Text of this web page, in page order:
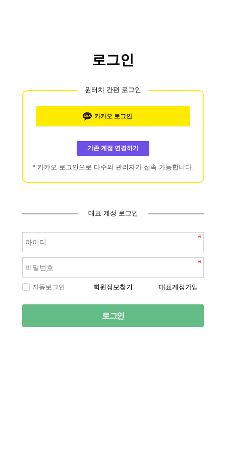
로그인
원터치 간편 로그인
카카오로그인
기존 계정 연결하기
* 카카오 로그인으로 다수의 관리자가 접속 가능합니다.
대표 계정 로그인
자동로그인 회원정보찾기 대표계정가입
로그인